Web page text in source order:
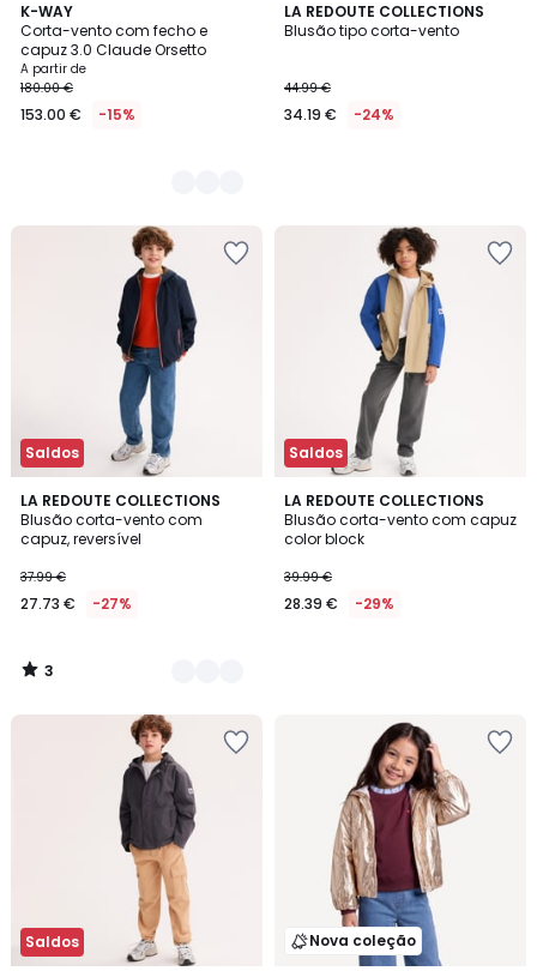
K-WAY
Corta-vento com fecho e
capuz 3.0 Claude Orsetto
A partir de
180.00 €
153.00 € -15%
2
Cores
LA REDOUTE COLLECTIONS
Blusão tipo corta-vento
44.99 €
34.19 € -24%
Saldos
LA REDOUTE COLLECTIONS
Blusão corta-vento com
capuz, reversível
37.99 €
27.73 € -27%
3
/
5
2
Cores
3
/
Saldos
LA REDOUTE COLLECTIONS
Blusão corta-vento com capuz
color block
39.99 €
28.39 € -29%
Saldos Nova coleção